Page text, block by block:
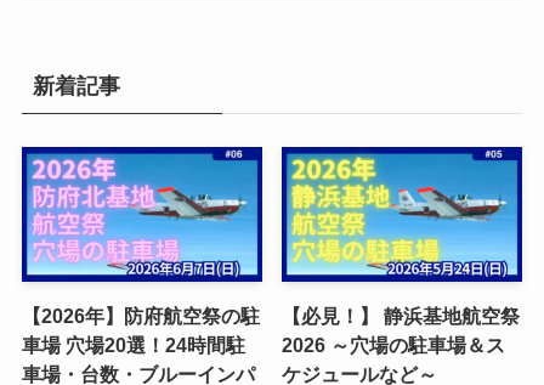
新着記事
【2026年】防府航空祭の駐
車場 穴場20選！24時間駐
車場・台数・ブルーインパ
【必見！】 静浜基地航空祭
2026 ～穴場の駐車場＆ス
ケジュールなど～